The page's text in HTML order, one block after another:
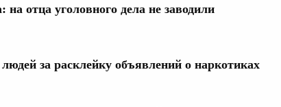
отца уголовного дела не заводили
за расклейку объявлений о наркотиках